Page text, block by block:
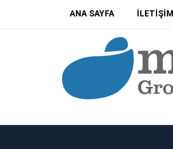
ANA SAYFA İLETİŞİM